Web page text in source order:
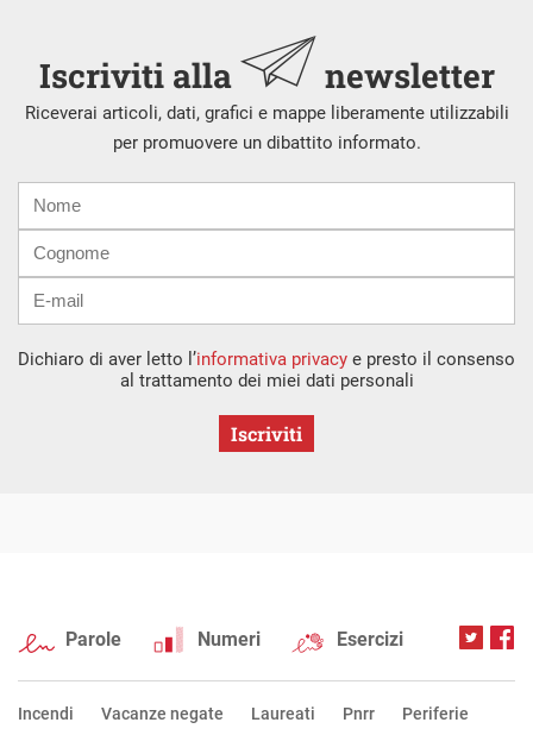
Iscriviti alla newsletter
Riceverai articoli, dati, grafici e mappe liberamente utilizzabili
per promuovere un dibattito informato.
mail
Dichiaro di aver letto l’informativa privacy e presto il consenso
al trattamento dei miei dati personali
Iscriviti
Parole Numeri Esercizi
Incendi Vacanze negate Laureati Pnrr Periferie